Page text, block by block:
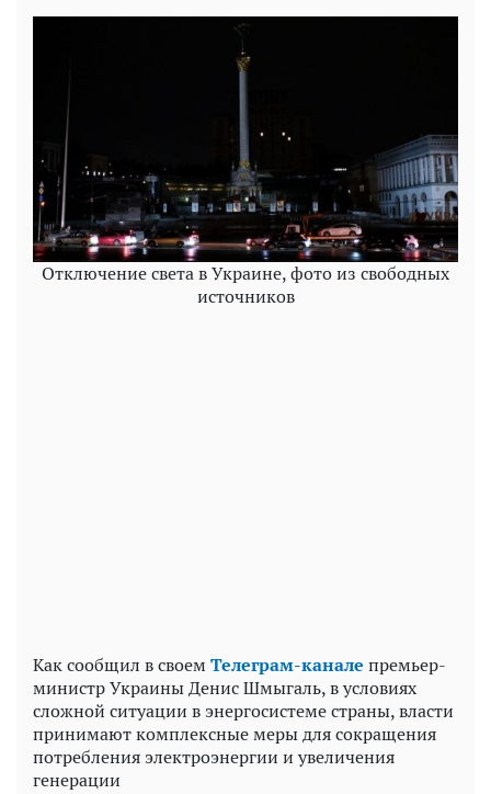
Отключение света в Украине, фото из свободных
источников
Как сообщил в своемТелеграм-канале премьер-
министр Украины Денис Шмыгаль, в условиях
сложной ситуации в энергосистеме страны, власти
принимают комплексные меры для сокращения
потребления электроэнергии и увеличения
генерации